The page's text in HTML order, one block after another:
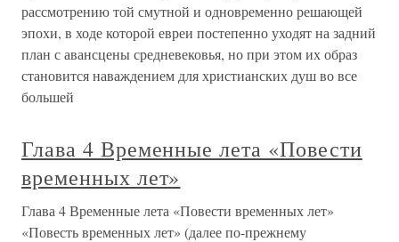
рассмотрению той смутной и одновременно решающей
эпохи, в ходе которой евреи постепенно уходят на задний
план с авансцены средневековья, но при этом их образ
становится наваждением для христианских душ во все
большей
Глава 4 Временные лета «Повести
временных лет»
Глава 4 Временные лета «Повести временных лет»
«Повесть временных лет» (далее по-прежнему